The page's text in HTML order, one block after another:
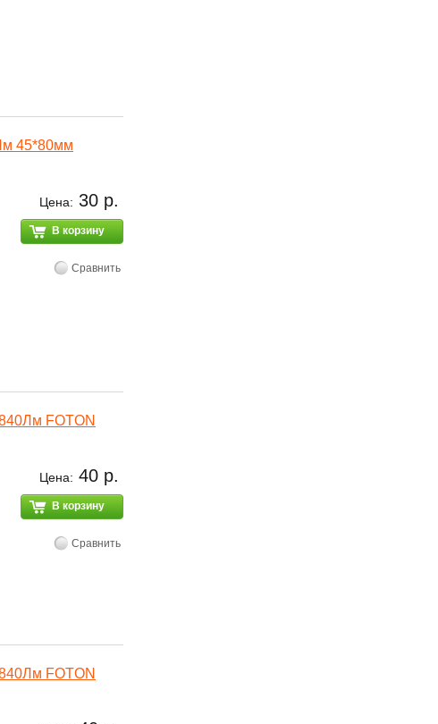
45*80мм
Цена: 30 р.
В корзину
Сравнить
FOTON
Цена: 40 р.
В корзину
Сравнить
FOTON